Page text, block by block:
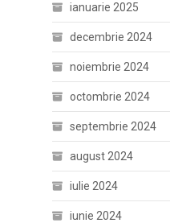
ianuarie 2025
decembrie 2024
noiembrie 2024
octombrie 2024
septembrie 2024
august 2024
iulie 2024
iunie 2024